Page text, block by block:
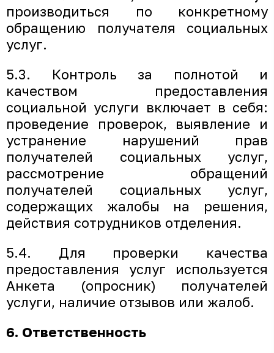
производиться по конкретному
обращению получателя социальных
услуг.
5.3. Контроль за полнотой и
качеством предоставления
социальной услуги включает в себя:
проведение проверок, выявление и
устранение нарушений прав
получателей социальных услуг,
рассмотрение обращений
получателей социальных услуг,
содержащих жалобы на решения,
действия сотрудников отделения.
5.4. Для проверки качества
предоставления услуг используется
Анкета (опросник) получателей
услуги, наличие отзывов или жалоб.
6. Ответственность